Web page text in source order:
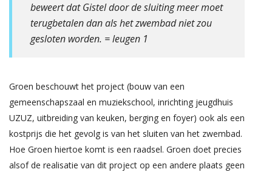
beweert dat Gistel door de sluiting meer moet
terugbetalen dan als het zwembad niet zou
gesloten worden. = leugen 1
Groen beschouwt het project (bouw van een
gemeenschapszaal en muziekschool, inrichting jeugdhuis
UZUZ, uitbreiding van keuken, berging en foyer) ook als een
kostprijs die het gevolg is van het sluiten van het zwembad.
Hoe Groen hiertoe komt is een raadsel. Groen doet precies
alsof de realisatie van dit project op een andere plaats geen